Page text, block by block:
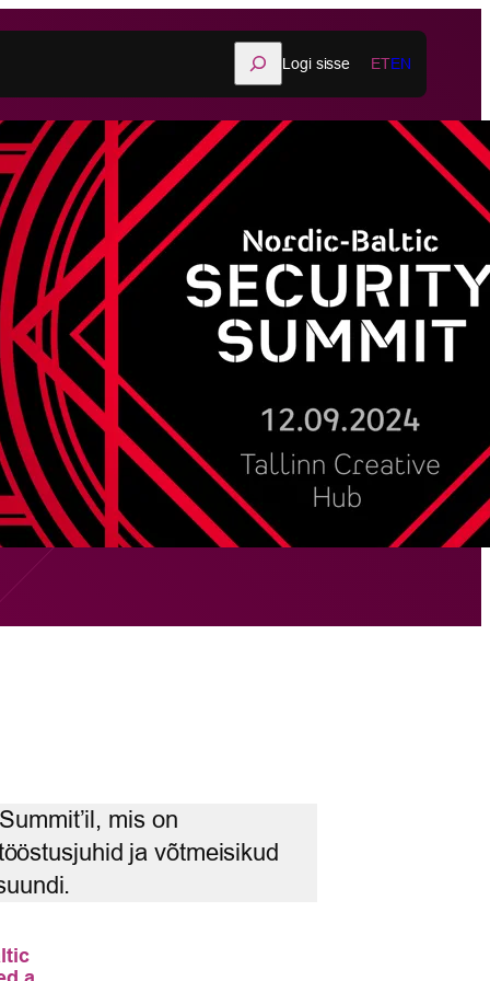
Logi sisse ETEN
mis on
ja võtmeisikud